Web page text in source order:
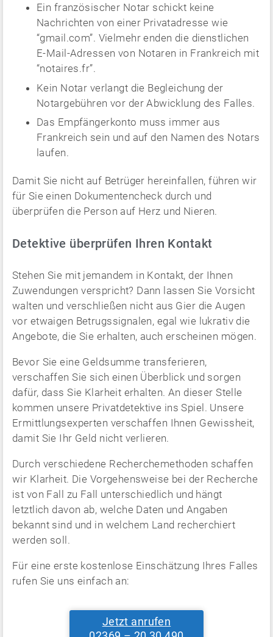
Ein französischer Notar schickt keine
Nachrichten von einer Privatadresse wie
“gmail.com”. Vielmehr enden die dienstlichen
E-Mail-Adressen von Notaren in Frankreich mit
“notaires.fr”.
Kein Notar verlangt die Begleichung der
Notargebühren vor der Abwicklung des Falles.
Das Empfängerkonto muss immer aus
Frankreich sein und auf den Namen des Notars
laufen.
Damit Sie nicht auf Betrüger hereinfallen, führen wir
für Sie einen Dokumentencheck durch und
überprüfen die Person auf Herz und Nieren.
Detektive überprüfen Ihren Kontakt
Stehen Sie mit jemandem in Kontakt, der Ihnen
Zuwendungen verspricht? Dann lassen Sie Vorsicht
walten und verschließen nicht aus Gier die Augen
vor etwaigen Betrugssignalen, egal wie lukrativ die
Angebote, die Sie erhalten, auch erscheinen mögen.
Bevor Sie eine Geldsumme transferieren,
verschaffen Sie sich einen Überblick und sorgen
dafür, dass Sie Klarheit erhalten. An dieser Stelle
kommen unsere Privatdetektive ins Spiel. Unsere
Ermittlungsexperten verschaffen Ihnen Gewissheit,
damit Sie Ihr Geld nicht verlieren.
Durch verschiedene Recherchemethoden schaffen
wir Klarheit. Die Vorgehensweise bei der Recherche
ist von Fall zu Fall unterschiedlich und hängt
letztlich davon ab, welche Daten und Angaben
bekannt sind und in welchem Land recherchiert
werden soll.
Für eine erste kostenlose Einschätzung Ihres Falles
rufen Sie uns einfach an:
Jetzt anrufen